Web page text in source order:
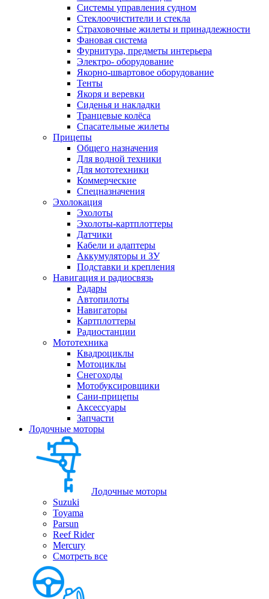
Системы управления судном
Стеклоочистители и стекла
Страховочные жилеты и принадлежности
Фановая система
Фурнитура, предметы интерьера
Электро- оборудование
Якорно-швартовое оборудование
Тенты
Якоря и веревки
Сиденья и накладки
Транцевые колёса
Спасательные жилеты
Прицепы
Общего назначения
Для водной техники
Для мототехники
Коммерческие
Спецназначения
Эхолокация
Эхолоты
Эхолоты-картплоттеры
Датчики
Кабели и адаптеры
Аккумуляторы и ЗУ
Подставки и крепления
Навигация и радиосвязь
Радары
Автопилоты
Навигаторы
Картплоттеры
Радиостанции
Мототехника
Квадроциклы
Мотоциклы
Снегоходы
Мотобуксировщики
Сани-прицепы
Аксессуары
Запчасти
Лодочные моторы
Лодочные моторы
Suzuki
Toyama
Parsun
Reef Rider
Mercury
Смотреть все